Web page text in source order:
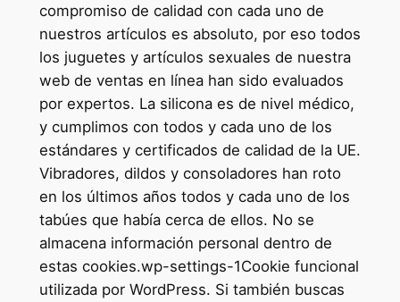
compromiso de calidad con cada uno de
nuestros artículos es absoluto, por eso todos
los juguetes y artículos sexuales de nuestra
web de ventas en línea han sido evaluados
por expertos. La silicona es de nivel médico,
y cumplimos con todos y cada uno de los
estándares y certificados de calidad de la UE.
Vibradores, dildos y consoladores han roto
en los últimos años todos y cada uno de los
tabúes que había cerca de ellos. No se
almacena información personal dentro de
estas cookies.wp-settings-1Cookie funcional
utilizada por WordPress. Si también buscas